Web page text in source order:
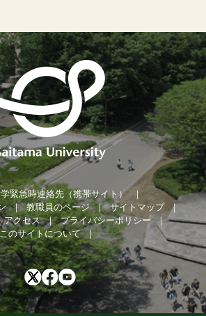
緊急時連絡先（携帯サイト）
教職員のページ
サイトマップ
アクセス
プライバシーポリシー
このサイトについて